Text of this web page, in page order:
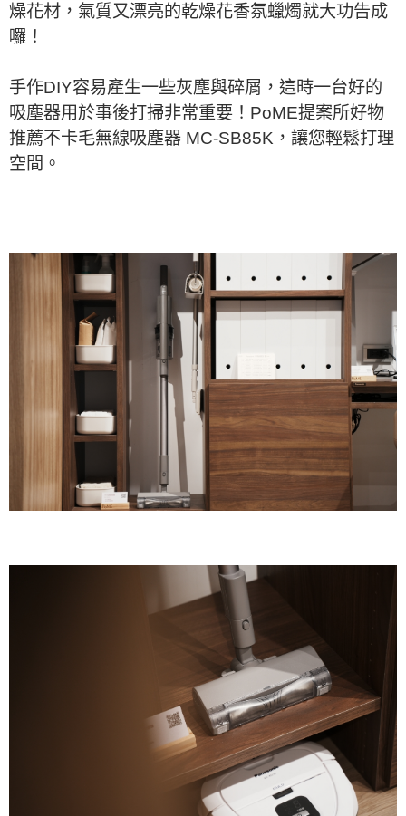
燥花材，氣質又漂亮的乾燥花香氛蠟燭就大功告成
囉！
手作DIY容易產生一些灰塵與碎屑，這時一台好的
吸塵器用於事後打掃非常重要！PoME提案所好物
推薦不卡毛無線吸塵器 MC-SB85K，讓您輕鬆打理
空間。